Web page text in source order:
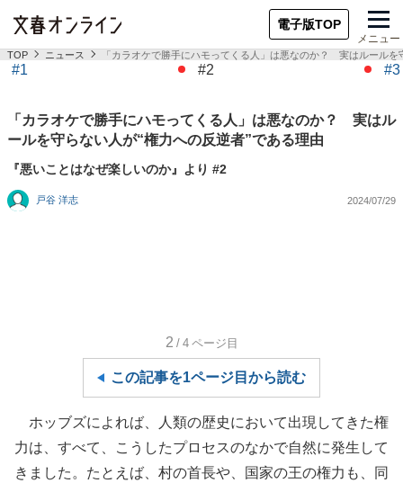
電子版TOP
メニュー
TOP ニュース 「カラオケで勝手にハモってくる人」は悪なのか？ 実はルールを
#1 #2 #3
「カラオケで勝手にハモってくる人」は悪なのか？ 実はル
ールを守らない人が“権力への反逆者”である理由
『悪いことはなぜ楽しいのか』より #2
戸谷 洋志 2024/07/29
2 /4 ページ目
この記事を1ページ目から読む
ホッブズによれば、人類の歴史において出現してきた権
力は、すべて、こうしたプロセスのなかで自然に発生して
きました。たとえば、村の首長や、国家の王の権力も、同